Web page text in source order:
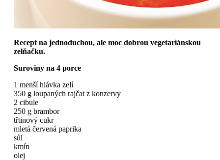
Recept na jednoduchou, ale moc dobrou vegetariánskou
zelňačku.
Suroviny na 4 porce
1 menší hlávka zelí
350 g loupaných rajčat z konzervy
2 cibule
250 g brambor
třtinový cukr
mletá červená paprika
sůl
kmín
olej